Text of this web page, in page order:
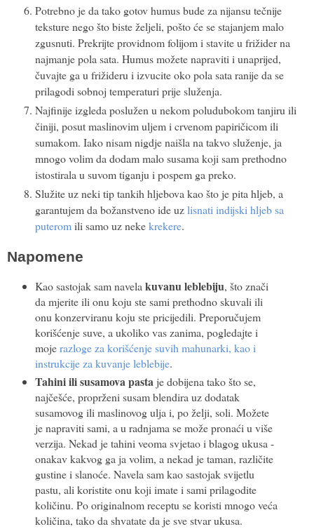
Potrebno je da tako gotov humus bude za nijansu tečnije
teksture nego što biste željeli, pošto će se stajanjem malo
zgusnuti. Prekrijte providnom folijom i stavite u frižider na
najmanje pola sata. Humus možete napraviti i unaprijed,
čuvajte ga u frižideru i izvucite oko pola sata ranije da se
prilagodi sobnoj temperaturi prije služenja.
Najfinije izgleda poslužen u nekom poludubokom tanjiru ili
činiji, posut maslinovim uljem i crvenom papiričicom ili
sumakom. Iako nisam nigdje naišla na takvo služenje, ja
mnogo volim da dodam malo susama koji sam prethodno
istostirala u suvom tiganju i pospem ga preko.
Služite uz neki tip tankih hljebova kao što je pita hljeb, a
garantujem da božanstveno ide uzlisnati indijski hljeb sa
puteromili samo uz nekekrekere.
Napomene
Kao sastojak sam navelakuvanu leblebiju, što znači
da mjerite ili onu koju ste sami prethodno skuvali ili
onu konzerviranu koju ste pricijedili. Preporučujem
korišćenje suve, a ukoliko vas zanima, pogledajte i
mojerazloge za korišćenje suvih mahunarki, kao i
instrukcije za kuvanje leblebije.
Tahini ili susamova pastaje dobijena tako što se,
najčešće, proprženi susam blendira uz dodatak
susamovog ili maslinovog ulja i, po želji, soli. Možete
je napraviti sami, a u radnjama se može pronaći u više
verzija. Nekad je tahini veoma svjetao i blagog ukusa -
onakav kakvog ga ja volim, a nekad je taman, različite
gustine i slanoće. Navela sam kao sastojak svijetlu
pastu, ali koristite onu koji imate i sami prilagodite
količinu. Po originalnom receptu se koristi mnogo veća
količina, tako da shvatate da je sve stvar ukusa.